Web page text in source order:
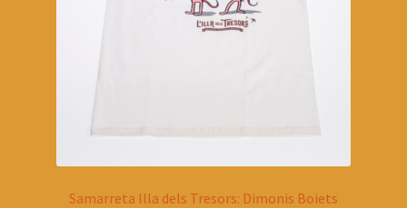
Samarreta Illa dels Tresors: Dimonis Boiets